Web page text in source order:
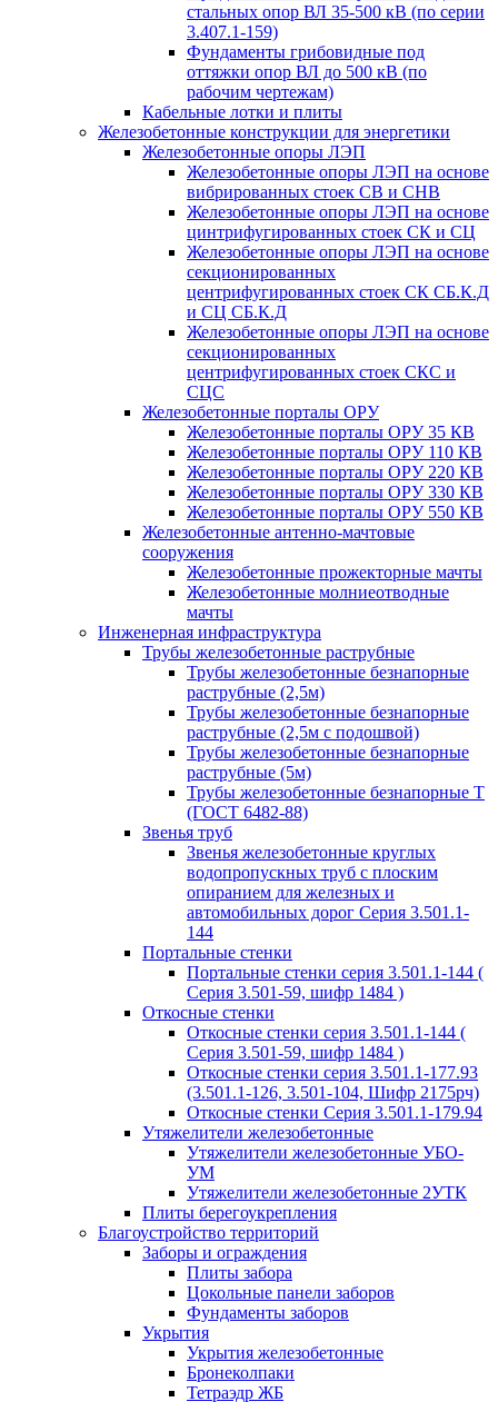
стальных опор ВЛ 35-500 кВ (по серии
3.407.1-159)
Фундаменты грибовидные под
оттяжки опор ВЛ до 500 кВ (по
рабочим чертежам)
Кабельные лотки и плиты
Железобетонные конструкции для энергетики
Железобетонные опоры ЛЭП
Железобетонные опоры ЛЭП на основе
вибрированных стоек СВ и СНВ
Железобетонные опоры ЛЭП на основе
цинтрифугированных стоек СК и СЦ
Железобетонные опоры ЛЭП на основе
секционированных
центрифугированных стоек СК СБ.К.Д
и СЦ СБ.К.Д
Железобетонные опоры ЛЭП на основе
секционированных
центрифугированных стоек СКС и
СЦС
Железобетонные порталы ОРУ
Железобетонные порталы ОРУ 35 КВ
Железобетонные порталы ОРУ 110 КВ
Железобетонные порталы ОРУ 220 КВ
Железобетонные порталы ОРУ 330 КВ
Железобетонные порталы ОРУ 550 КВ
Железобетонные антенно-мачтовые
сооружения
Железобетонные прожекторные мачты
Железобетонные молниеотводные
мачты
Инженерная инфраструктура
Трубы железобетонные раструбные
Трубы железобетонные безнапорные
раструбные (2,5м)
Трубы железобетонные безнапорные
раструбные (2,5м с подошвой)
Трубы железобетонные безнапорные
раструбные (5м)
Трубы железобетонные безнапорные Т
(ГОСТ 6482-88)
Звенья труб
Звенья железобетонные круглых
водопропускных труб с плоским
опиранием для железных и
автомобильных дорог Серия 3.501.1-
144
Портальные стенки
Портальные стенки серия 3.501.1-144 (
Серия 3.501-59, шифр 1484 )
Откосные стенки
Откосные стенки серия 3.501.1-144 (
Серия 3.501-59, шифр 1484 )
Откосные стенки серия 3.501.1-177.93
(3.501.1-126, 3.501-104, Шифр 2175рч)
Откосные стенки Серия 3.501.1-179.94
Утяжелители железобетонные
Утяжелители железобетонные УБО-
УМ
Утяжелители железобетонные 2УТК
Плиты берегоукрепления
Благоустройство территорий
Заборы и ограждения
Плиты забора
Цокольные панели заборов
Фундаменты заборов
Укрытия
Укрытия железобетонные
Бронеколпаки
Тетраэдр ЖБ